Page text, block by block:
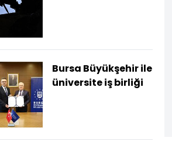
Bursa Büyükşehir ile
üniversite iş birliği